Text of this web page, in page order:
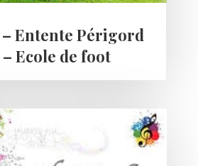
Entente Périgord
Ecole de foot